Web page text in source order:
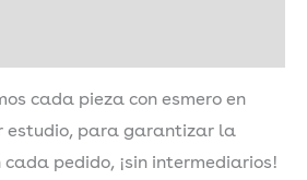
cada pieza con esmero en
estudio, para garantizar la
pedido, ¡sin intermediarios!